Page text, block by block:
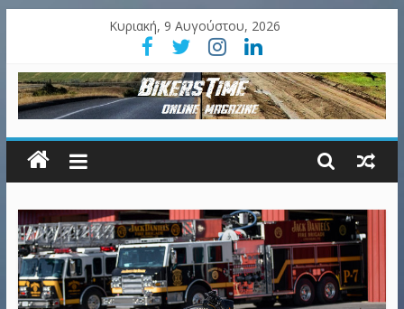
Κυριακή, 9 Αυγούστου, 2026